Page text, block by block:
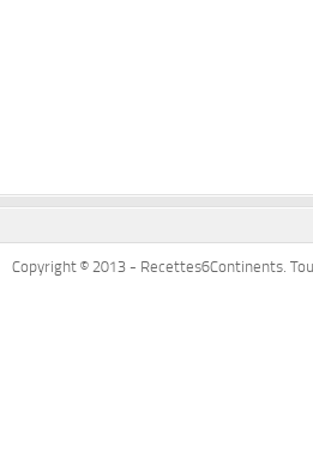
Copyright © 2013 - Recettes6Continents.